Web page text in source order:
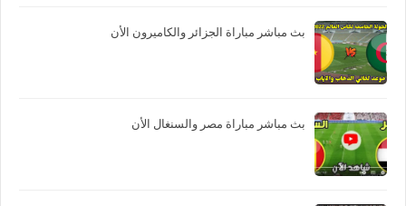
بث مباشر مباراة الجزائر والكاميرون الأن
بث مباشر مباراة مصر والسنغال الأن